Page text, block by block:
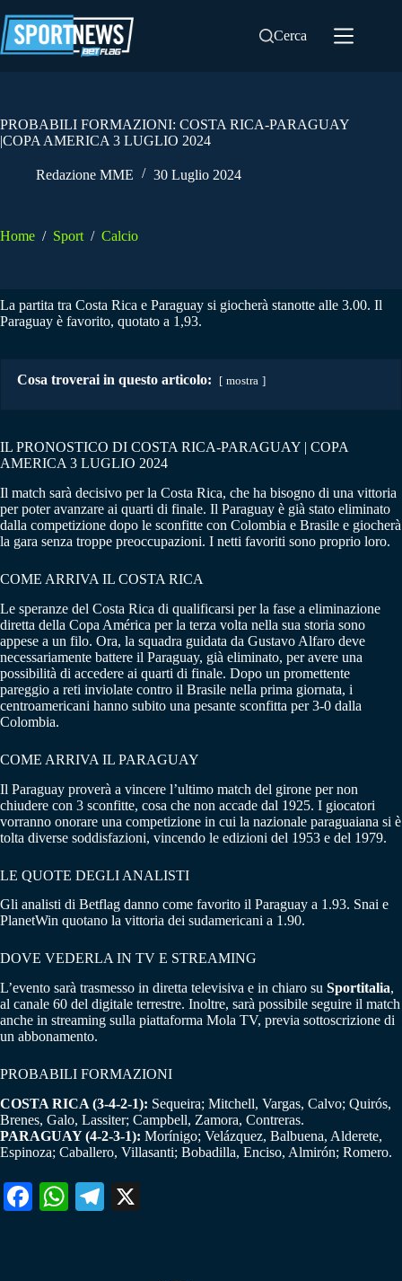
al
contenuto
Cerca
PROBABILI FORMAZIONI: COSTA RICA-PARAGUAY
|COPA AMERICA 3 LUGLIO 2024
Redazione MME 30 Luglio 2024
Home / Sport / Calcio
La partita tra Costa Rica e Paraguay si giocherà stanotte alle 3.00. Il
Paraguay è favorito, quotato a 1,93.
Cosa troverai in questo articolo: mostra
IL PRONOSTICO DI COSTA RICA-PARAGUAY | COPA
AMERICA 3 LUGLIO 2024
Il match sarà decisivo per la Costa Rica, che ha bisogno di una vittoria
per poter avanzare ai quarti di finale. Il Paraguay è già stato eliminato
dalla competizione dopo le sconfitte con Colombia e Brasile e giocherà
la gara senza troppe preoccupazioni. I netti favoriti sono proprio loro.
COME ARRIVA IL COSTA RICA
Le speranze del Costa Rica di qualificarsi per la fase a eliminazione
diretta della Copa América per la terza volta nella sua storia sono
appese a un filo. Ora, la squadra guidata da Gustavo Alfaro deve
necessariamente battere il Paraguay, già eliminato, per avere una
possibilità di accedere ai quarti di finale. Dopo un promettente
pareggio a reti inviolate contro il Brasile nella prima giornata, i
centroamericani hanno subito una pesante sconfitta per 3-0 dalla
Colombia.
COME ARRIVA IL PARAGUAY
Il Paraguay proverà a vincere l’ultimo match del girone per non
chiudere con 3 sconfitte, cosa che non accade dal 1925. I giocatori
vorranno onorare una competizione in cui la nazionale paraguaiana si è
tolta diverse soddisfazioni, vincendo le edizioni del 1953 e del 1979.
LE QUOTE DEGLI ANALISTI
Gli analisti di Betflag danno come favorito il Paraguay a 1.93. Snai e
PlanetWin quotano la vittoria dei sudamericani a 1.90.
DOVE VEDERLA IN TV E STREAMING
L’evento sarà trasmesso in diretta televisiva e in chiaro su Sportitalia,
al canale 60 del digitale terrestre. Inoltre, sarà possibile seguire il match
anche in streaming sulla piattaforma Mola TV, previa sottoscrizione di
un abbonamento.
PROBABILI FORMAZIONI
COSTA RICA (3-4-2-1): Sequeira; Mitchell, Vargas, Calvo; Quirós,
Brenes, Galo, Lassiter; Campbell, Zamora, Contreras.
PARAGUAY (4-2-3-1): Morínigo; Velázquez, Balbuena, Alderete,
Espinoza; Caballero, Villasanti; Bobadilla, Enciso, Almirón; Romero.
Fa W
Te